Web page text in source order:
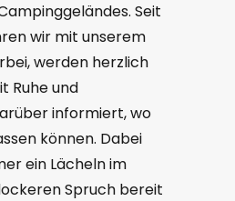
Seit
wir mit unserem
werden herzlich
Ruhe und
informiert, wo
können. Dabei
ein Lächeln im
Spruch bereit